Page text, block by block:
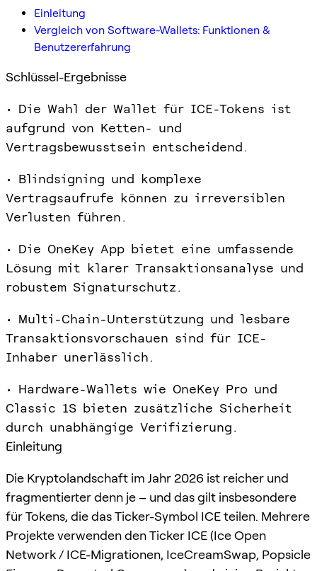
Einleitung
Vergleich von Software-Wallets: Funktionen &
Benutzererfahrung
Schlüssel-Ergebnisse
• Die Wahl der Wallet für ICE-Tokens ist
aufgrund von Ketten- und
Vertragsbewusstsein entscheidend.
• Blindsigning und komplexe
Vertragsaufrufe können zu irreversiblen
Verlusten führen.
• Die OneKey App bietet eine umfassende
Lösung mit klarer Transaktionsanalyse und
robustem Signaturschutz.
• Multi-Chain-Unterstützung und lesbare
Transaktionsvorschauen sind für ICE-
Inhaber unerlässlich.
• Hardware-Wallets wie OneKey Pro und
Classic 1S bieten zusätzliche Sicherheit
durch unabhängige Verifizierung.
Einleitung
Die Kryptolandschaft im Jahr 2026 ist reicher und
fragmentierter denn je – und das gilt insbesondere
für Tokens, die das Ticker-Symbol ICE teilen. Mehrere
Projekte verwenden den Ticker ICE (Ice Open
Network / ICE-Migrationen, IceCreamSwap, Popsicle